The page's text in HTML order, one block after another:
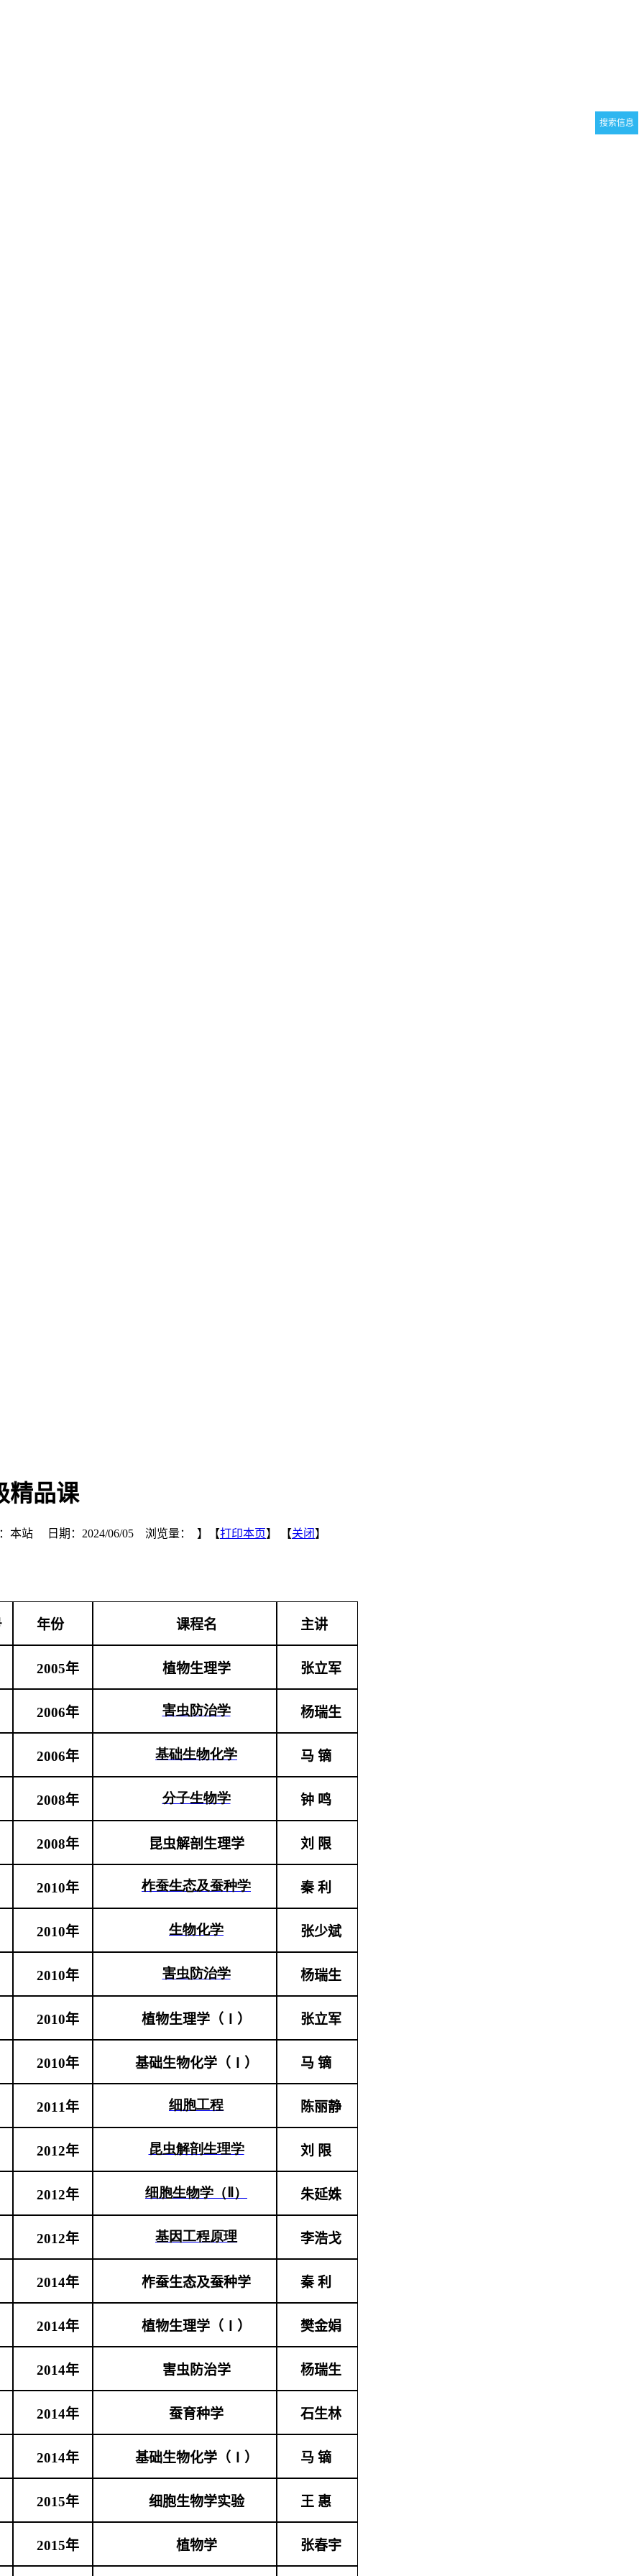
精品课
：本站 日期：2024/06/05 浏览量： 】【打印本页】 【关闭 】
年份 课程名 主讲
2005年 植物生理学 张立军
2006年 害虫防治学 杨瑞生
2006年 基础生物化学 马 镝
2008年 分子生物学 钟 鸣
2008年 昆虫解剖生理学 刘 限
2010年 柞蚕生态及蚕种学 秦 利
2010年 生物化学 张少斌
2010年 害虫防治学 杨瑞生
2010年 植物生理学（Ⅰ） 张立军
2010年 基础生物化学（Ⅰ） 马 镝
2011年 细胞工程 陈丽静
2012年 昆虫解剖生理学 刘 限
2012年 细胞生物学（Ⅱ） 朱延姝
2012年 基因工程原理 李浩戈
2014年 柞蚕生态及蚕种学 秦 利
2014年 植物生理学（Ⅰ） 樊金娟
2014年 害虫防治学 杨瑞生
2014年 蚕育种学 石生林
2014年 基础生物化学（Ⅰ） 马 镝
2015年 细胞生物学实验 王 惠
2015年 植物学 张春宇